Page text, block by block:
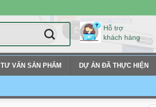
Hỗ trợ
khách hàng
TƯ VẤN SẢN PHẨM DỰ ÁN ĐÃ THỰC HIỆN